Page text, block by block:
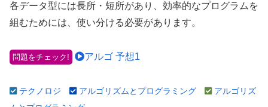
各データ型には長所・短所があり、効率的なプログラムを
組むためには、使い分ける必要があります。
問題をチェック! アルゴ 予想1
テクノロジ アルゴリズムとプログラミング
アルゴリズ